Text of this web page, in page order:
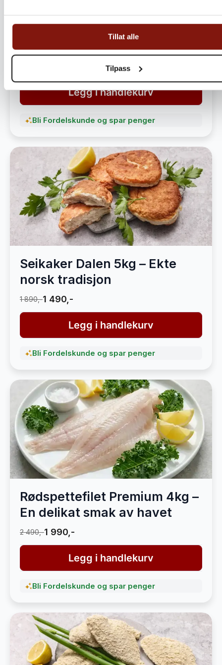
Tillat alle
Tilpass
Steinbitkaker Dalen 5kg –
Ekte norsk håndverk fra
havet
Legg i handlekurv
Bli Fordelskunde og spar penger
Seikaker Dalen 5kg – Ekte
norsk tradisjon
1 890,-1 490,-
Legg i handlekurv
Bli Fordelskunde og spar penger
Rødspettefilet Premium 4kg –
En delikat smak av havet
2 490,-1 990,-
Legg i handlekurv
Bli Fordelskunde og spar penger